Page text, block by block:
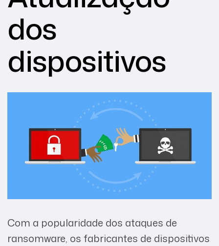
dos
dispositivos
Com a popularidade dos ataques de
ransomware, os fabricantes de dispositivos